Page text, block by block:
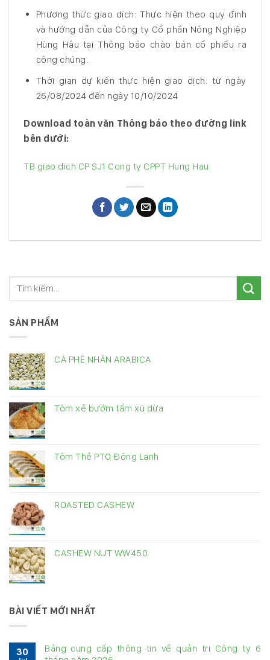
Phương thức giao dịch: Thực hiện theo quy định
và hướng dẫn của Công ty Cổ phần Nông Nghiệp
Hùng Hậu tại Thông báo chào bán cổ phiếu ra
công chúng.
Thời gian dự kiến thực hiện giao dịch: từ ngày
26/08/2024 đến ngày 10/10/2024
Download toàn văn Thông báo theo đường link
bên dưới:
TB giao dich CP SJ1 Cong ty CPPT Hung Hau
SẢN PHẨM
CÀ PHÊ NHÂN ARABICA
Tôm xẻ bướm tẩm xù dừa
Tôm Thẻ PTO Đông Lạnh
ROASTED CASHEW
CASHEW NUT WW450
BÀI VIẾT MỚI NHẤT
30
Bảng cung cấp thông tin về quản trị Công ty 6